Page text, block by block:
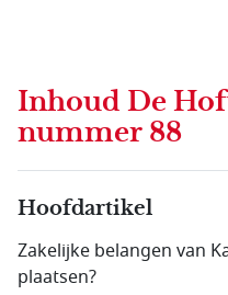
Inhoud De
nummer 88
Hoofdartikel
Zakelijke belangen van
plaatsen?